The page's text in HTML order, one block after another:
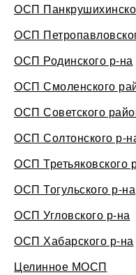
ОСП
ОСП
ОСП Родинского р-на
ОСП Смоленского
ОСП Советского
ОСП Солтонского р-
ОСП Третьяковского
ОСП Тогульского р-на
ОСП Угловского р-на
ОСП Хабарского р-на
Целинное МОСП